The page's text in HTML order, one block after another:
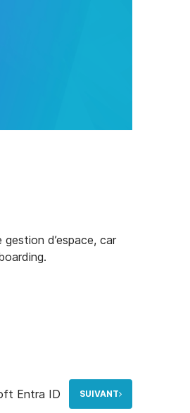
d’espace, car
Entra ID SUIVANT